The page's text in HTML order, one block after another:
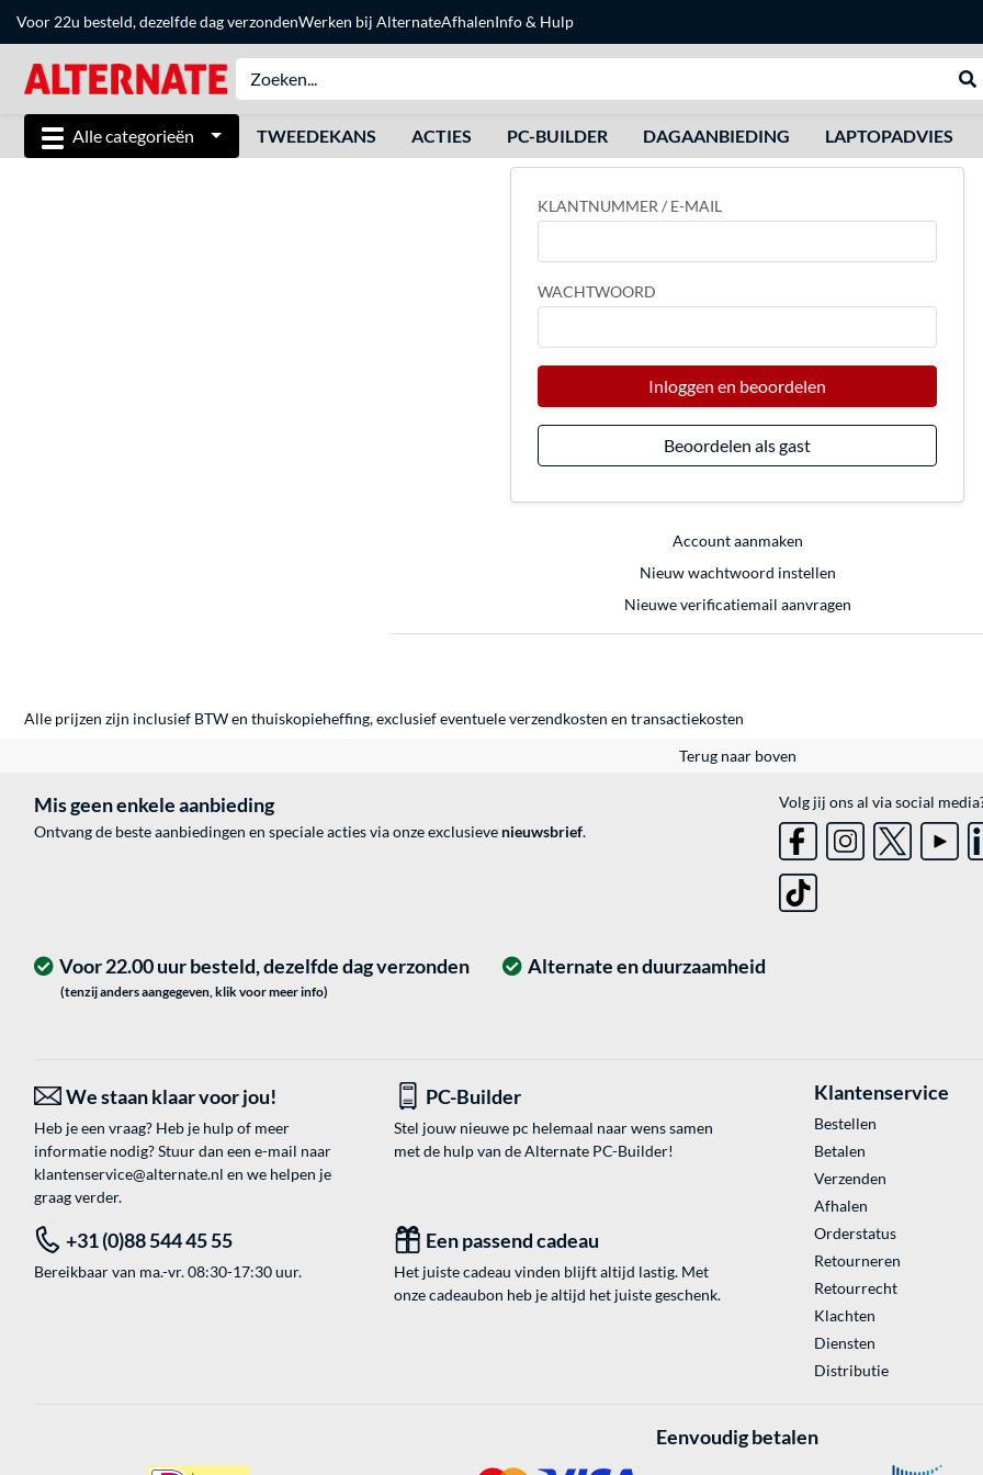
Voor 22u besteld, dezelfde dag verzondenWerken bij AlternateAfhalenInfo & Hulp
Alle categorieën TWEEDEKANS ACTIES PC-BUILDER DAGAANBIEDING LAPTOPADVIES
KLANTNUMMER / E-MAIL
WACHTWOORD
Inloggen en beoordelen
Beoordelen als gast
Account aanmaken
Nieuw wachtwoord instellen
Nieuwe verificatiemail aanvragen
Alle prijzen zijn inclusief BTW en thuiskopieheffing, exclusief eventueleverzendkosten en transactiekosten
Terug naar boven
Mis geen enkele aanbieding
Ontvang de beste aanbiedingen en speciale acties via onze exclusieve nieuwsbrief.
Volg jij ons al via social
Alternate en duurzaamheid
Voor 22.00 uur besteld, dezelfde dag verzonden
(tenzij anders aangegeven, klik voor meer info)
We staan klaar voor jou!
Heb je een vraag? Heb je hulp of meer
informatie nodig? Stuur dan een e-mail naar
klantenservice@alternate.nl en we helpen je
graag verder.
PC-Builder
Stel jouw nieuwe pc helemaal naar wens samen
met de hulp van de Alternate PC-Builder!
+31 (0)88 544 45 55
Bereikbaar van ma.-vr. 08:30-17:30 uur.
Een passend cadeau
Het juiste cadeau vinden blijft altijd lastig. Met
onze cadeaubon heb je altijd het juiste geschenk.
Klantenservice
Bestellen
Betalen
Verzenden
Afhalen
Orderstatus
Retourneren
Retourrecht
Klachten
Diensten
Distributie
Eenvoudig betalen